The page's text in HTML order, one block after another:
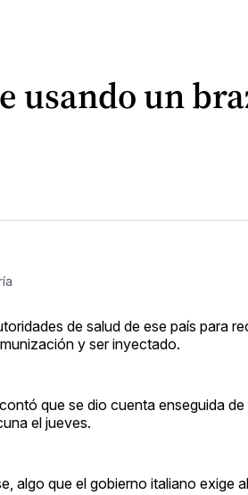
un
de salud de ese país para
y ser inyectado.
que se dio cuenta enseguida
el jueves.
algo que el gobierno italiano exige